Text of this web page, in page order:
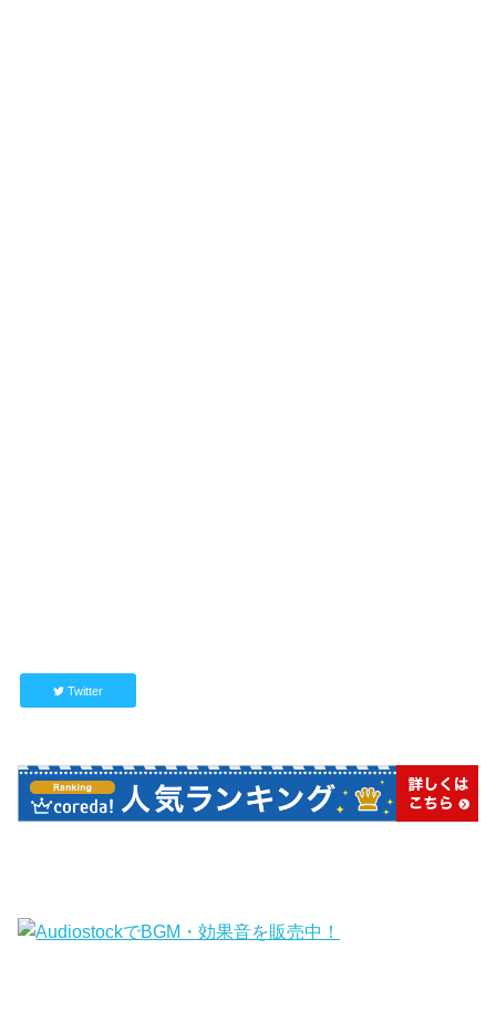
Twitter